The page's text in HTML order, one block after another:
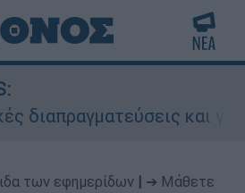
και γιατί
των εφημερίδων
➔ Μάθετε